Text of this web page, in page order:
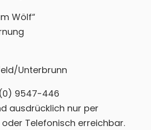
Wölf“
Unterbrunn
9547-446
ausdrücklich nur per
Telefonisch erreichbar.